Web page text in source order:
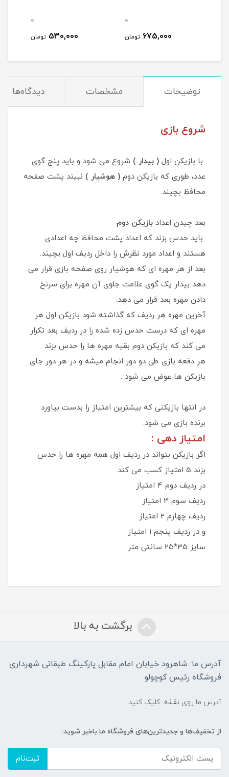
0
675,000 تومان
0
530,000 تومان
توضیحات مشخصات دیدگاه‌ها
شروع بازی
با بازیکن اول ( بیدار ) شروع می شود و باید پنج گوی
عدد، طوری که بازیکن دوم ( هوشیار ) نبیند پشت صفحه
محافظ بچیند.
بعد چیدن اعداد بازیکن دوم
باید حدس بزند که اعداد پشت محافظ چه اعدادی
هستند و اعداد مورد نظرش را داخل ردیف اول بچیند.
بعد از هر مهره ای که هوشیار روی صفحه بازی قرار می
دهد بیدار یک گوی علامت جلوی آن مهره برای سرنخ
دادن مهره بعد قرار می دهد.
آخرین مهره هر ردیف که گذاشته شود بازیکن اول هر
مهره ای که درست حدس زده شده را در ردیف بعد تکرار
می کند که بازیکن دوم بقیه مهره ها را حدس بزند
هر دفعه بازی طی دو دور انجام میشه و در هر دور جای
بازیکن ها عوض می شود .
در انتها بازیکنی که بیشترین امتیاز را بدست بیاورد
برنده بازی می شود.
امتیاز دهی :
اگر بازیکن بتواند در ردیف اول همه مهره ها را حدس
بزند 5 امتیاز کسب می کند.
در ردیف دوم 4 امتیاز
ردیف سوم 3 امتیاز
ردیف چهارم 2 امتیاز
و در ردیف پنجم 1 امتیاز
سایز 35*25 سانتی متر
برگشت به بالا
آدرس ما: شاهرود خیابان امام مقابل پارکینگ طبقاتی شهرداری
فروشگاه رئیس کوچولو
آدرس ما روی نقشه: کلیک کنید
از تخفیف‌ها و جدیدترین‌های فروشگاه ما باخبر شوید:
ثبت‌نام